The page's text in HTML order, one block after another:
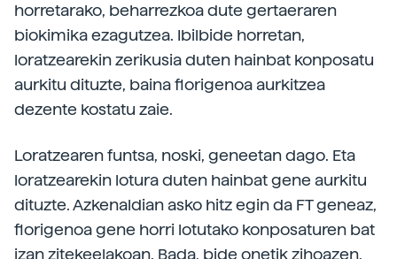
horretarako, beharrezkoa dute gertaeraren
biokimika ezagutzea. Ibilbide horretan,
loratzearekin zerikusia duten hainbat konposatu
aurkitu dituzte, baina florigenoa aurkitzea
dezente kostatu zaie.
Loratzearen funtsa, noski, geneetan dago. Eta
loratzearekin lotura duten hainbat gene aurkitu
dituzte. Azkenaldian asko hitz egin da FT geneaz,
florigenoa gene horri lotutako konposaturen bat
izan zitekeelakoan. Bada, bide onetik zihoazen,